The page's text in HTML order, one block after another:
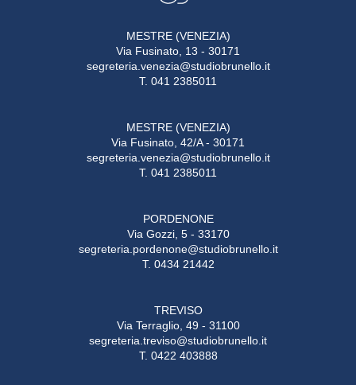
MESTRE (VENEZIA)
Via Fusinato, 13 - 30171
segreteria.venezia@studiobrunello.it
T. 041 2385011
MESTRE (VENEZIA)
Via Fusinato, 42/A - 30171
segreteria.venezia@studiobrunello.it
T. 041 2385011
PORDENONE
Via Gozzi, 5 - 33170
segreteria.pordenone@studiobrunello.it
T. 0434 21442
TREVISO
Via Terraglio, 49 - 31100
segreteria.treviso@studiobrunello.it
T. 0422 403888